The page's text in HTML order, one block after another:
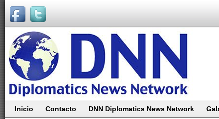
Inicio Contacto DNN Diplomatics News Network